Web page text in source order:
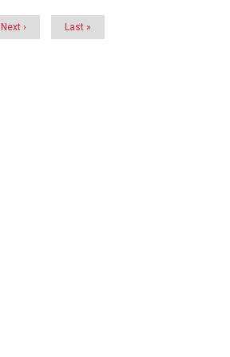
Next
page
Next ›
Last
page
Last »